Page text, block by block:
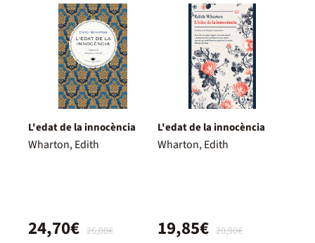
L'edat de la innocència
Wharton, Edith
26,00€
24,70€
L'edat de la innocència
Wharton, Edith
20,90€
19,85€